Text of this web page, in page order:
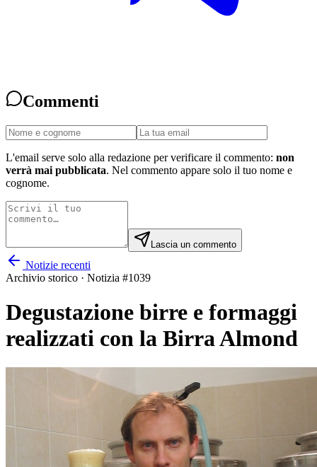
Commenti
L'email serve solo alla redazione per verificare il commento: non
verrà mai pubblicata. Nel commento appare solo il tuo nome e
cognome.
Lascia un commento
Notizie recenti
Archivio storico · Notizia #1039
Degustazione birre e formaggi
realizzati con la Birra Almond